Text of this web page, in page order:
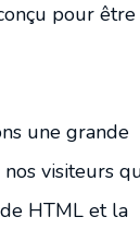
pour être
une grande
visiteurs
HTML et la